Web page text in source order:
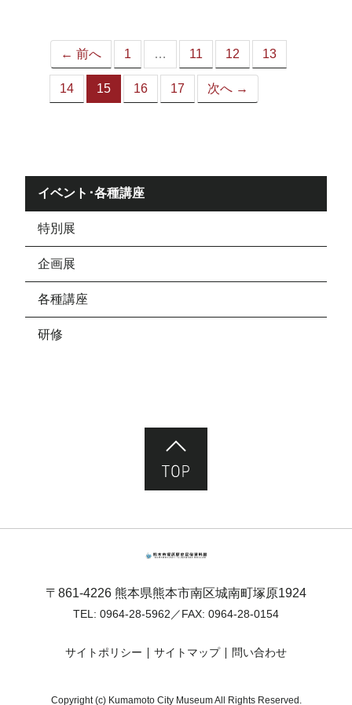
← 前へ 1 … 11 12 13
14 15
（こ
16 17 次へ →
イベント･各種講座
特別展
企画展
各種講座
研修
〒861-4226 熊本県熊本市南区城南町塚原1924
TEL: 0964-28-5962 ／FAX: 0964-28-0154
サイトポリシー サイトマップ 問い合わせ
Copyright (c) Kumamoto City Museum All Rights Reserved.